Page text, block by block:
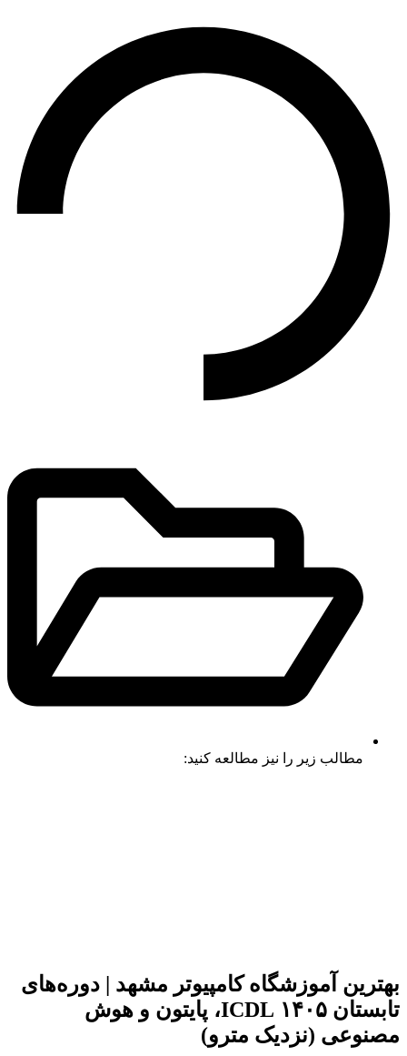
مطالب زیر را نیز مطالعه کنید:
بهترین آموزشگاه کامپیوتر مشهد | دوره‌های
تابستان ۱۴۰۵ ICDL، پایتون و هوش
مصنوعی (نزدیک مترو)